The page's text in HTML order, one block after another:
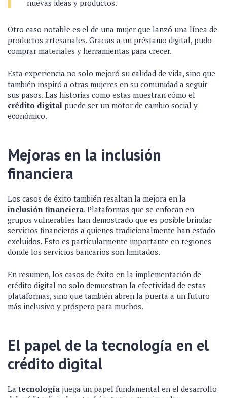
nuevas ideas y productos.
Otro caso notable es el de una mujer que lanzó una línea de
productos artesanales. Gracias a un préstamo digital, pudo
comprar materiales y herramientas para crecer.
Esta experiencia no solo mejoró su calidad de vida, sino que
también inspiró a otras mujeres en su comunidad a seguir
sus pasos. Las historias como estas muestran cómo el
crédito digital puede ser un motor de cambio social y
económico.
Mejoras en la inclusión
financiera
Los casos de éxito también resaltan la mejora en la
inclusión financiera. Plataformas que se enfocan en
grupos vulnerables han demostrado que es posible brindar
servicios financieros a quienes tradicionalmente han estado
excluidos. Esto es particularmente importante en regiones
donde los servicios bancarios son limitados.
En resumen, los casos de éxito en la implementación de
crédito digital no solo demuestran la efectividad de estas
plataformas, sino que también abren la puerta a un futuro
más inclusivo y próspero para muchos.
El papel de la tecnología en el
crédito digital
Latecnología juega un papel fundamental en el desarrollo